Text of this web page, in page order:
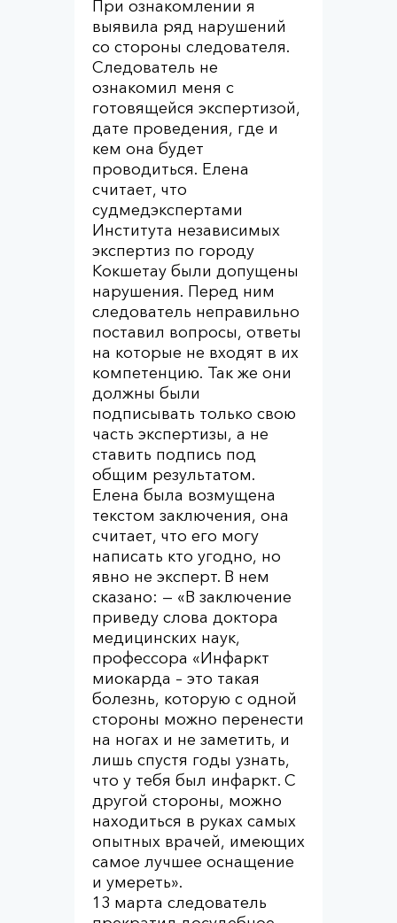
При ознакомлении я
выявила ряд нарушений
со стороны следователя.
Следователь не
ознакомил меня с
готовящейся экспертизой,
дате проведения, где и
кем она будет
проводиться. Елена
считает, что
судмедэкспертами
Института независимых
экспертиз по городу
Кокшетау были допущены
нарушения. Перед ним
следователь неправильно
поставил вопросы, ответы
на которые не входят в их
компетенцию. Так же они
должны были
подписывать только свою
часть экспертизы, а не
ставить подпись под
общим результатом.
Елена была возмущена
текстом заключения, она
считает, что его могу
написать кто угодно, но
явно не эксперт. В нем
сказано: — «В заключение
приведу слова доктора
медицинских наук,
профессора «Инфаркт
миокарда – это такая
болезнь, которую с одной
стороны можно перенести
на ногах и не заметить, и
лишь спустя годы узнать,
что у тебя был инфаркт. С
другой стороны, можно
находиться в руках самых
опытных врачей, имеющих
самое лучшее оснащение
и умереть».
13 марта следователь